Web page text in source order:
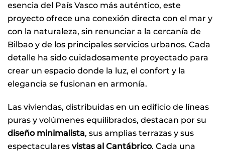
esencia del País Vasco más auténtico, este
proyecto ofrece una conexión directa con el mar y
con la naturaleza, sin renunciar a la cercanía de
Bilbao y de los principales servicios urbanos. Cada
detalle ha sido cuidadosamente proyectado para
crear un espacio donde la luz, el confort y la
elegancia se fusionan en armonía.
Las viviendas, distribuidas en un edificio de líneas
puras y volúmenes equilibrados, destacan por su
diseño minimalista, sus amplias terrazas y sus
espectaculares vistas al Cantábrico. Cada una